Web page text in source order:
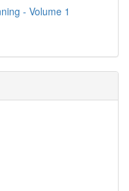
- Volume 1